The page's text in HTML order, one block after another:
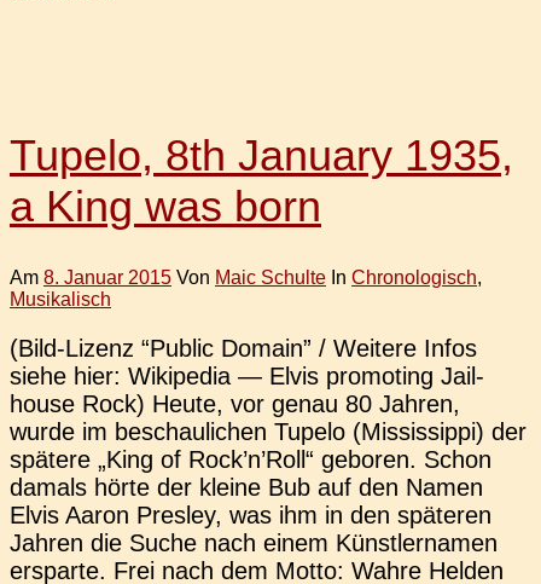
Tupelo, 8th January 1935,
a King was born
Am 8. Januar 2015 Von Maic Schulte In Chronologisch,
Musikalisch
(Bild-Lizenz “Public Domain” / Wei­te­re Infos
siehe hier: Wiki­pe­dia — Elvis pro­mo­ting Jail­
house Rock) Heute, vor genau 80 Jahren,
wurde im beschau­li­chen Tupelo (Mis­sis­sip­pi) der
spä­te­re „King of Rock’n’Roll“ gebo­ren. Schon
damals hörte der kleine Bub auf den Namen
Elvis Aaron Pres­ley, was ihm in den spä­te­ren
Jahren die Suche nach einem Künst­ler­na­men
erspar­te. Frei nach dem Motto: Wahre Helden